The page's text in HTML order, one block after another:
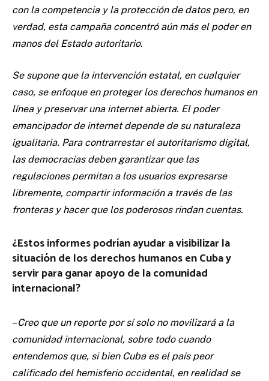
con la competencia y la protección de datos pero, en
verdad, esta campaña concentró aún más el poder en
manos del Estado autoritario.
Se supone que la intervención estatal, en cualquier
caso, se enfoque en proteger los derechos humanos en
línea y preservar una internet abierta. El poder
emancipador de internet depende de su naturaleza
igualitaria. Para contrarrestar el autoritarismo digital,
las democracias deben garantizar que las
regulaciones permitan a los usuarios expresarse
libremente, compartir información a través de las
fronteras y hacer que los poderosos rindan cuentas.
¿Estos informes podrían ayudar a visibilizar la
situación de los derechos humanos en Cuba y
servir para ganar apoyo de la comunidad
internacional?
–Creo que un reporte por sí solo no movilizará a la
comunidad internacional, sobre todo cuando
entendemos que, si bien Cuba es el país peor
calificado del hemisferio occidental, en realidad se